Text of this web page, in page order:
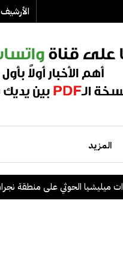
الأرشيف
المزيد
على منطقة نجران السعودية